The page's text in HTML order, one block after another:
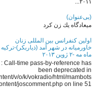
٢٠١١...
(بی‌عنوان)
میعادگاه یك زن كرد
اولين كنفرانس بين المللى زنان
ماه مه -٢ ژوين ٢٠١٣
Call-time pass-by-reference has
been deprecated in
v/o/k/vokradio/html/mambots
joscomment.php on line 51...